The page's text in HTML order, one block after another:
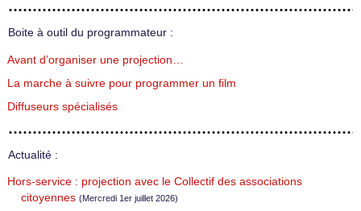
Boite à outil du programmateur :
Avant d’organiser une projection…
La marche à suivre pour programmer un film
Diffuseurs spécialisés
Actualité :
Hors-service : projection avec le Collectif des associations
citoyennes (Mercredi 1er juillet 2026)